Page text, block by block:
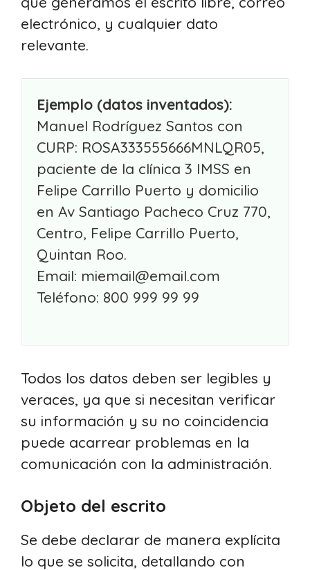
electrónico, y cualquier dato
relevante.
Ejemplo (datos inventados):
Manuel Rodríguez Santos con
CURP: ROSA333555666MNLQR05,
paciente de la clínica 3 IMSS en
Felipe Carrillo Puerto y domicilio
en Av Santiago Pacheco Cruz 770,
Centro, Felipe Carrillo Puerto,
Quintan Roo.
Email: miemail@email.com
Teléfono: 800 999 99 99
Todos los datos deben ser legibles y
veraces, ya que si necesitan verificar
su información y su no coincidencia
puede acarrear problemas en la
comunicación con la administración.
Objeto del escrito
Se debe declarar de manera explícita
lo que se solicita, detallando con